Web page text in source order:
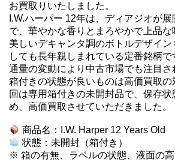
お買取りいたしました。
I.W.ハーパー 12年は、ディアジオが
で、華やかな香りとまろやかで上品な
美しいデキャンタ調のボトルデザイン
しても長年親しまれている定番銘柄
通量の変動により中古市場でも注目さ
箱付きの状態が良いものは高価買取
回は専用箱付きの未開封品で、保存状
め、高価買取させていただきました。
商品名：I.W. Harper 12 Years Old
状態：未開封（箱付き）
※ 箱の有無、ラベルの状態、液面の